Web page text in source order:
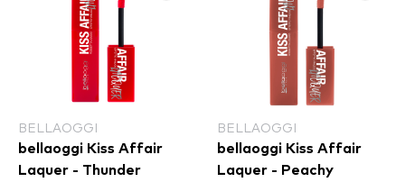
BELLAOGGI
bellaoggi Kiss Affair
Laquer - Thunder
BELLAOGGI
bellaoggi Kiss Affair
Laquer - Peachy